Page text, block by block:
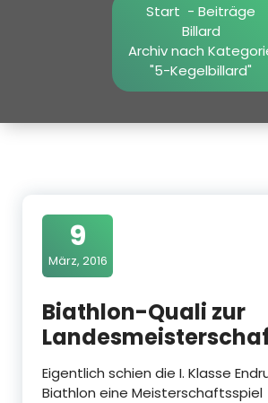
Start - Beiträge
Billard
Archiv nach
"5-Kegelbillard"
9
März, 2016
Biathlon-Quali zur
Eigentlich schien die I. Klasse
Biathlon eine Meisterschaftsspiel